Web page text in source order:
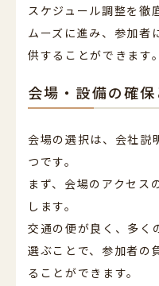
スケジュール調整を徹
ムーズに進み、参加者
供することができます。
会場・設備の確
会場の選択は、会社説
つです。
まず、会場のアクセス
します。
交通の便が良く、多く
選ぶことで、参加者の
ることができます。